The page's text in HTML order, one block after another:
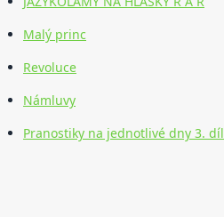
Malý princ
Revoluce
Námluvy
Pranostiky na jednotlivé dny 3. díl